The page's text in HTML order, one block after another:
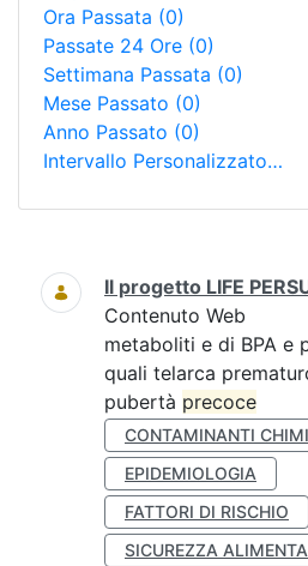
Ora Passata (0)
Passate 24 Ore (0)
Settimana Passata (0)
Mese Passato (0)
Anno Passato (0)
Intervallo Personalizzato…
Ricerca
Il progetto LIFE
Contenuto Web
metaboliti e di BPA e
quali telarca
pubertà precoce
CONTAMINANTI
EPIDEMIOLOGIA
FATTORI DI RISCHIO
SICUREZZA